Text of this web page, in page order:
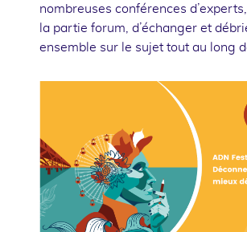
nombreuses conférences
la partie forum, d’échanger et
ensemble sur le sujet tout au long